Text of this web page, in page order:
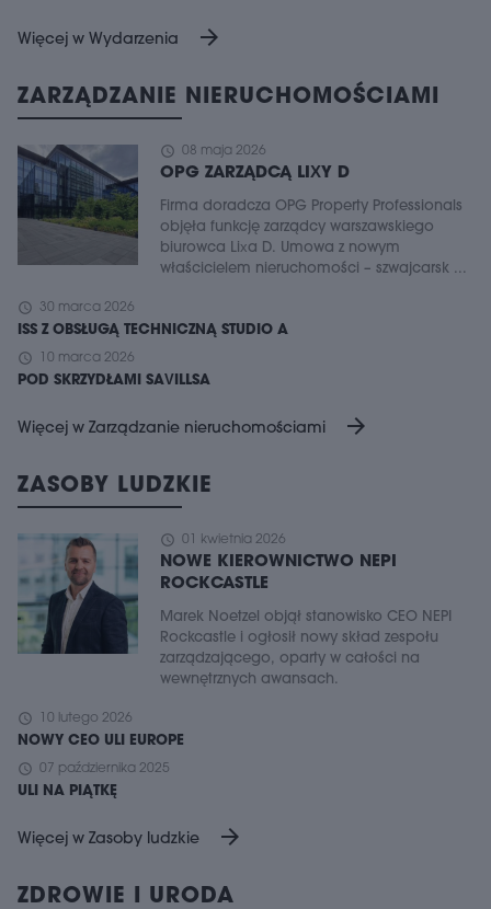
Więcej w Wydarzenia arrow_forward
ZARZĄDZANIE NIERUCHOMOŚCIAMI
schedule 08 maja 2026
OPG ZARZĄDCĄ LIXY D
Firma doradcza OPG Property Professionals
objęła funkcję zarządcy warszawskiego
biurowca Lixa D. Umowa z nowym
właścicielem nieruchomości – szwajcarsk ...
schedule 30 marca 2026
ISS Z OBSŁUGĄ TECHNICZNĄ STUDIO A
schedule 10 marca 2026
POD SKRZYDŁAMI SAVILLSA
Więcej w Zarządzanie nieruchomościami arrow_forward
ZASOBY LUDZKIE
schedule 01 kwietnia 2026
NOWE KIEROWNICTWO NEPI
ROCKCASTLE
Marek Noetzel objął stanowisko CEO NEPI
Rockcastle i ogłosił nowy skład zespołu
zarządzającego, oparty w całości na
wewnętrznych awansach.
schedule 10 lutego 2026
NOWY CEO ULI EUROPE
schedule 07 października 2025
ULI NA PIĄTKĘ
Więcej w Zasoby ludzkie arrow_forward
ZDROWIE I URODA